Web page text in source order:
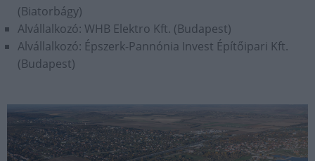
(Biatorbágy)
Alvállalkozó: WHB Elektro Kft. (Budapest)
Alvállalkozó: Épszerk-Pannónia Invest Építőipari Kft.
(Budapest)